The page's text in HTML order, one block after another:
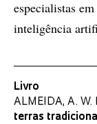
especialistas
inteligência
Livro
ALMEIDA, A. W.
terras